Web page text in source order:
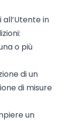
in
o più
di un
di misure
un